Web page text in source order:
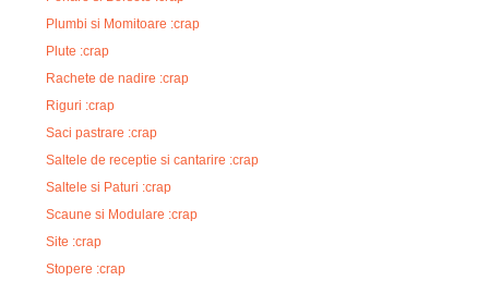
Plumbi si Momitoare :crap
Plute :crap
Rachete de nadire :crap
Riguri :crap
Saci pastrare :crap
Saltele de receptie si cantarire :crap
Saltele si Paturi :crap
Scaune si Modulare :crap
Site :crap
Stopere :crap